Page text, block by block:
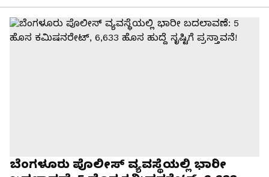
ಬೆಂಗಳೂರು ಪೊಲೀಸ್‌ ವ್ಯವಸ್ಥೆಯಲ್ಲಿ ಭಾರೀ